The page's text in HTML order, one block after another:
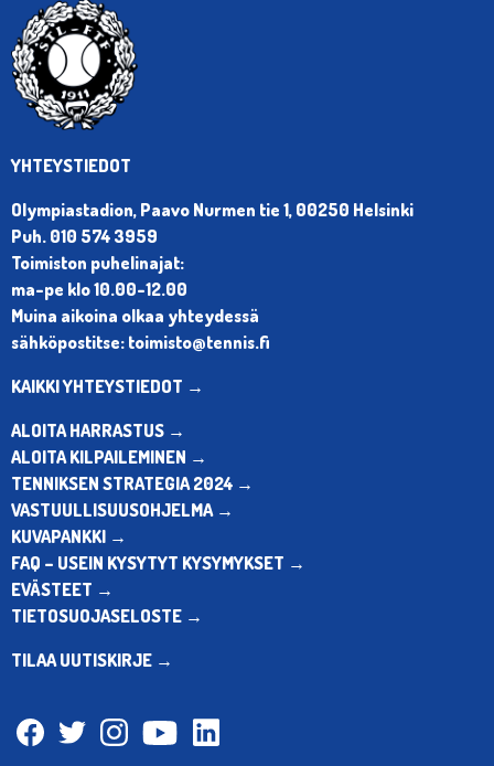
YHTEYSTIEDOT
Olympiastadion, Paavo Nurmen tie 1, 00250 Helsinki
Puh. 010 574 3959
Toimiston puhelinajat:
ma-pe klo 10.00-12.00
Muina aikoina olkaa yhteydessä
sähköpostitse: toimisto@tennis.fi
KAIKKI YHTEYSTIEDOT →
ALOITA HARRASTUS →
ALOITA KILPAILEMINEN →
TENNIKSEN STRATEGIA 2024 →
VASTUULLISUUSOHJELMA →
KUVAPANKKI →
FAQ – USEIN KYSYTYT KYSYMYKSET →
EVÄSTEET →
TIETOSUOJASELOSTE →
TILAA UUTISKIRJE →